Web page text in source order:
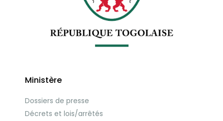
Ministère
Dossiers de presse
Décrets et lois/arrêtés